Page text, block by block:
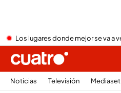
Los lugares donde mejor se va a
Noticias Televisión